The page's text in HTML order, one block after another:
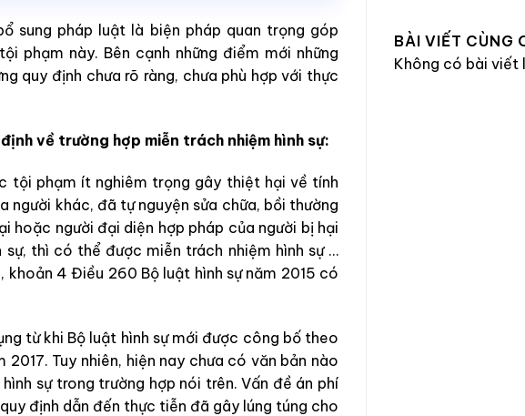
sung pháp luật là biện pháp quan trọng góp
phạm này. Bên cạnh những điểm mới những
quy định chưa rõ ràng, chưa phù hợp với thực
về trường hợp miễn trách nhiệm hình sự:
tội phạm ít nghiêm trọng gây thiệt hại về tính
người khác, đã tự nguyện sửa chữa, bồi thường
hoặc người đại diện hợp pháp của người bị hại
thì có thể được miễn trách nhiệm hình sự …
4 Điều 260 Bộ luật hình sự năm 2015 có
từ khi Bộ luật hình sự mới được công bố theo
Tuy nhiên, hiện nay chưa có văn bản nào
sự trong trường hợp nói trên. Vấn đề án phí
định dẫn đến thực tiễn đã gây lúng túng cho
BÀI VIẾT CÙNG
Không có bài viết